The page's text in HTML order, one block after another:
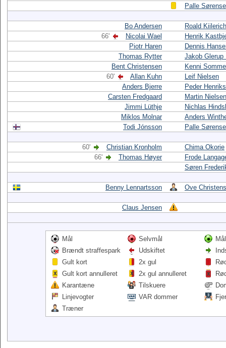
Palle
Bo Andersen
Roald Kiilerich
66'
Nicolai Wael
Henrik
Piotr Haren
Dennis
Thomas Rytter
Jakob Glerup
Bent Christensen
Kenni
60'
Allan Kuhn
Leif Nielsen
Anders Bjerre
Peder
Carsten Fredgaard
Martin Nielsen
Jimmi Lüthje
Nichlas
Miklos Molnar
Anders
Todi Jónsson
Palle
60' Christian Kronholm
Chima Okorie
66'
Thomas Høyer
Frode
Søren
Benny Lennartsson Ove
Claus Jensen
Mål Selvmål
Brændt straffespark
Udskiftet
Gult kort
2x gul
Gult kort annulleret
2x gul annulleret
Karantæne
Tilskuere
Linjevogter
VAR dommer
Træner